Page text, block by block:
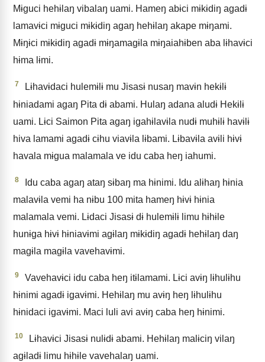
Mɨguci hehɨlaŋ vibalaŋ uami. Hameŋ abɨci mɨkɨdiŋ agadɨ
lamavɨci mɨguci mɨkɨdiŋ agaŋ hehɨlaŋ akape mɨŋami.
Mɨŋɨci mɨkɨdiŋ agadɨ mɨŋamagɨla mɨŋaiahɨben aba lɨhavɨci
hɨma lɨmi.
7
Lɨhavɨdaci hulemɨlɨ mu Jisasɨ nusaŋ mavɨn hekɨlɨ
hɨniadami agaŋ Pita dɨ abami. Hulaŋ adana aludɨ Hekɨlɨ
uami. Lɨci Saimon Pita agaŋ igahɨlavɨla nudɨ muhɨlɨ havɨlɨ
hiva lamami agadɨ cɨhu viavɨla lɨbami. Lɨbavɨla avɨli hɨvɨ
havala mɨgua malamala ve idu caba heŋ iahumi.
8
Idu caba agaŋ ataŋ sɨbaŋ ma hɨnimi. Idu alɨhaŋ hɨnia
malavɨla vemi ha nɨbu 100 mita hameŋ hɨvɨ hɨnia
malamala vemi. Lɨdaci Jisasɨ dɨ hulemɨlɨ limu hɨhɨle
hunɨga hɨvɨ hɨniavɨmi agɨlaŋ mɨkɨdiŋ agadɨ hehɨlaŋ daŋ
magɨla magɨla vavehavɨmi.
9
Vavehavɨci idu caba heŋ itɨlamami. Lɨci avɨŋ lɨhulɨhu
hɨnimi agadɨ igavɨmi. Hehɨlaŋ mu avɨŋ heŋ lɨhulɨhu
hɨnidaci igavɨmi. Maci luli avi avɨŋ caba heŋ hɨnimi.
10
Lɨhavɨci Jisasɨ nulɨdɨ abami. Hehɨlaŋ malɨciŋ vilaŋ
agɨladɨ limu hɨhɨle vavehalaŋ uami.